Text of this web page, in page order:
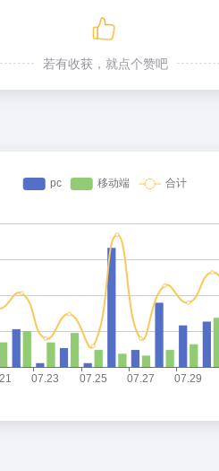
若有收获，就点个赞吧